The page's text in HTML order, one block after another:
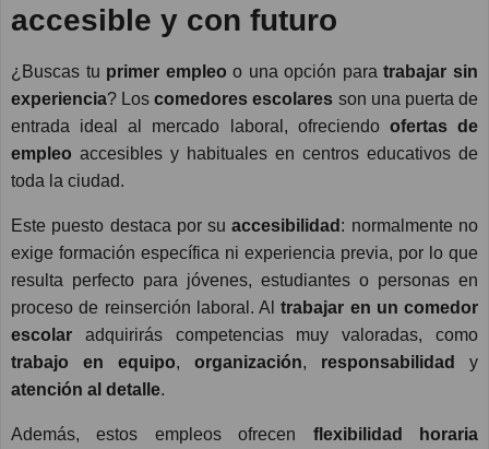
accesible y con futuro
¿Buscas tu primer empleo o una opción paratrabajar sin
experiencia? Loscomedores escolares son una puerta de
entrada ideal al mercado laboral, ofreciendo ofertas de
empleo accesibles y habituales en centros educativos de
toda la ciudad.
Este puesto destaca por suaccesibilidad : normalmente no
exige formación específica ni experiencia previa, por lo que
resulta perfecto para jóvenes, estudiantes o personas en
proceso de reinserción laboral. Altrabajar en un comedor
escolar adquirirás competencias muy valoradas, como
trabajo en equipo, organización, responsabilidad
y
atención al detalle.
Además, estos empleos ofrecen flexibilidad horaria